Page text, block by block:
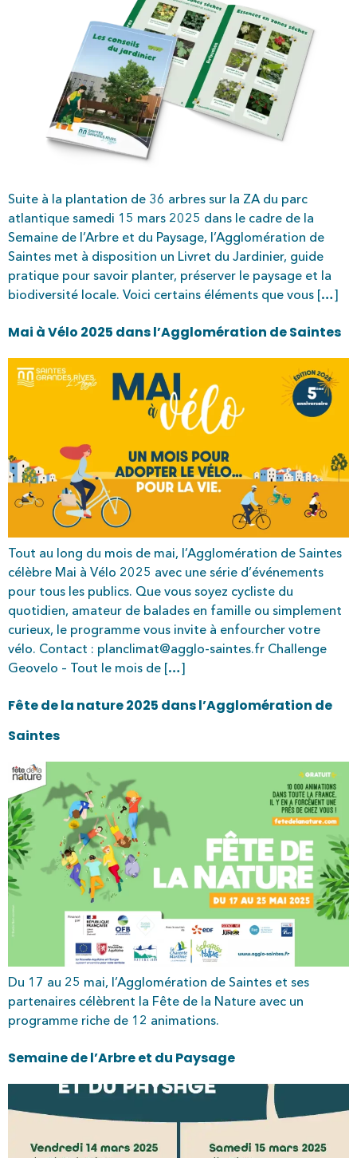
Suite à la plantation de 36 arbres sur la ZA du parc
atlantique samedi 15 mars 2025 dans le cadre de la
Semaine de l’Arbre et du Paysage, l’Agglomération de
Saintes met à disposition un Livret du Jardinier, guide
pratique pour savoir planter, préserver le paysage et la
biodiversité locale. Voici certains éléments que vous […]
Mai à Vélo 2025 dans l’Agglomération de Saintes
Tout au long du mois de mai, l’Agglomération de Saintes
célèbre Mai à Vélo 2025 avec une série d’événements
pour tous les publics. Que vous soyez cycliste du
quotidien, amateur de balades en famille ou simplement
curieux, le programme vous invite à enfourcher votre
vélo. Contact : planclimat@agglo-saintes.fr Challenge
Geovelo – Tout le mois de […]
Fête de la nature 2025 dans l’Agglomération de
Saintes
Du 17 au 25 mai, l’Agglomération de Saintes et ses
partenaires célèbrent la Fête de la Nature avec un
programme riche de 12 animations.
Semaine de l’Arbre et du Paysage